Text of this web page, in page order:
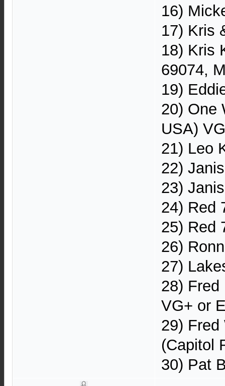
16)
17) Kris
18) Kris
69074,
19)
20) One
USA)
21) Leo
22)
23)
24) Red
25) Red
26)
27)
28)
VG+ or
29) Fred
(Capitol
30) Pat